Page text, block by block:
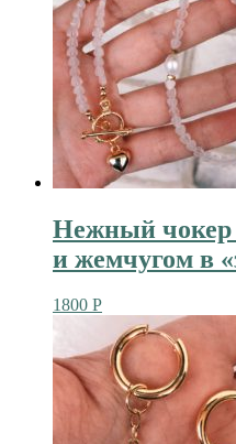
Нежный чокер
и жемчугом в
1800 Р